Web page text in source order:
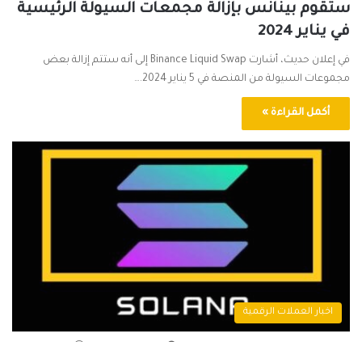
ستقوم بينانس بإزالة مجمعات السيولة الرئيسية
في يناير 2024
في إعلان حديث، أشارت Binance Liquid Swap إلى أنه ستتم إزالة بعض
مجموعات السيولة من المنصة في 5 يناير 2024.…
أكمل القراءة »
اخبار العملات الرقمية